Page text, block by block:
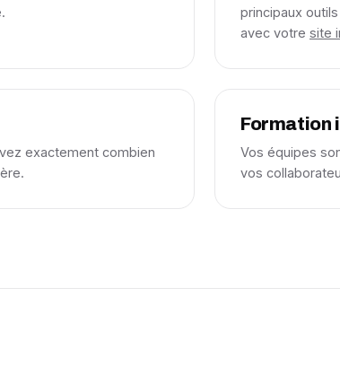
principaux
avec votre site
exactement combien
Formation
Vos équipes
vos